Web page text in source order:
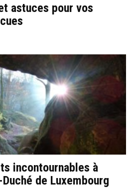
astuces pour vos
incontournables à
de Luxembourg